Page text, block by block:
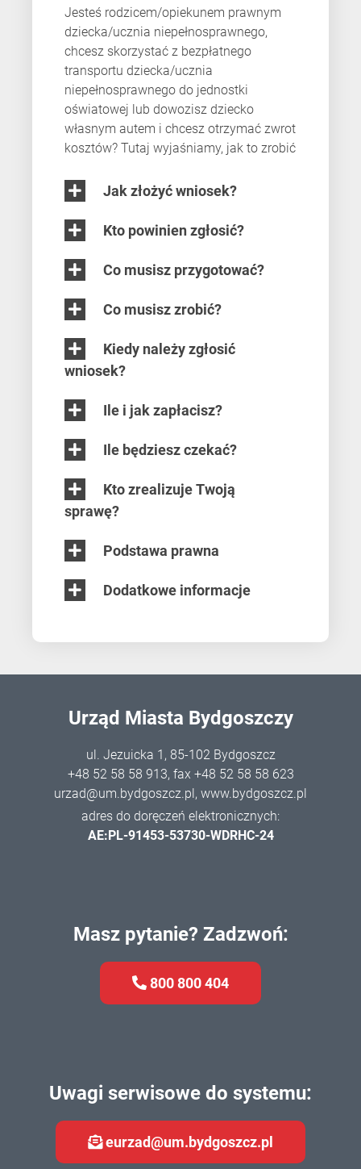
Jesteś rodzicem/opiekunem prawnym
dziecka/ucznia niepełnosprawnego,
chcesz skorzystać z bezpłatnego
transportu dziecka/ucznia
niepełnosprawnego do jednostki
oświatowej lub dowozisz dziecko
własnym autem i chcesz otrzymać zwrot
kosztów? Tutaj wyjaśniamy, jak to zrobić
Jak złożyć wniosek?
Kto powinien zgłosić?
Co musisz przygotować?
Co musisz zrobić?
wniosek?
Ile i jak zapłacisz?
Ile będziesz czekać?
sprawę?
Podstawa prawna
Dodatkowe informacje
Urząd Miasta Bydgoszczy
ul. Jezuicka 1, 85-102 Bydgoszcz
+48 52 58 58 913, fax +48 52 58 58 623
urzad@um.bydgoszcz.pl, www.bydgoszcz.pl
adres do doręczeń elektronicznych:
AE:PL-91453-53730-WDRHC-24
Masz pytanie? Zadzwoń:
800 800 404
Uwagi serwisowe do systemu:
eurzad@um.bydgoszcz.pl